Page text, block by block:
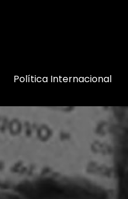
Política Internacional